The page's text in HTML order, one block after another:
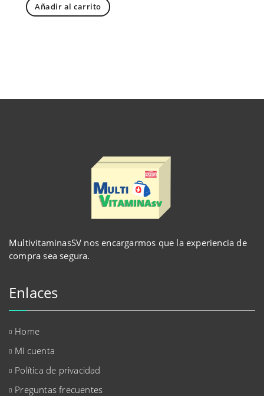
Añadir al carrito
MultivitaminasSV nos encargarmos que la experiencia de
compra sea segura.
Enlaces
Home
Mi cuenta
Política de privacidad
Preguntas frecuentes